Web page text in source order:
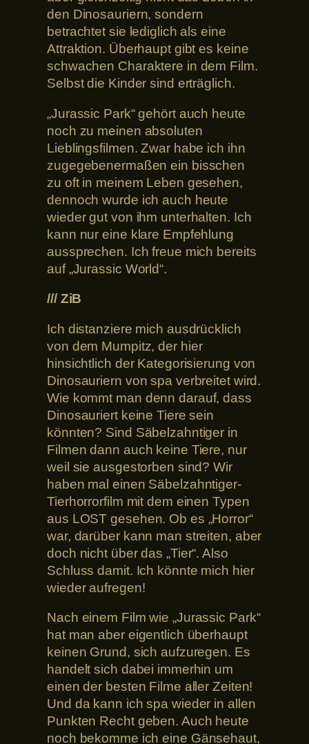
den Dinosauriern, sondern
betrachtet sie lediglich als eine
Attraktion. Überhaupt gibt es keine
schwachen Charaktere in dem Film.
Selbst die Kinder sind erträglich.
„Jurassic Park“ gehört auch heute
noch zu meinen absoluten
Lieblingsfilmen. Zwar habe ich ihn
zugegebenermaßen ein bisschen
zu oft in meinem Leben gesehen,
dennoch wurde ich auch heute
wieder gut von ihm unterhalten. Ich
kann nur eine klare Empfehlung
aussprechen. Ich freue mich bereits
auf „Jurassic World“.
/// ZiB
Ich distanziere mich ausdrücklich
von dem Mumpitz, der hier
hinsichtlich der Kategorisierung von
Dinosauriern von spa verbreitet wird.
Wie kommt man denn darauf, dass
Dinosauriert keine Tiere sein
könnten? Sind Säbelzahntiger in
Filmen dann auch keine Tiere, nur
weil sie ausgestorben sind? Wir
haben mal einen Säbelzahntiger-
Tierhorrorfilm mit dem einen Typen
aus LOST gesehen. Ob es „Horror“
war, darüber kann man streiten, aber
doch nicht über das „Tier“. Also
Schluss damit. Ich könnte mich hier
wieder aufregen!
Nach einem Film wie „Jurassic Park“
hat man aber eigentlich überhaupt
keinen Grund, sich aufzuregen. Es
handelt sich dabei immerhin um
einen der besten Filme aller Zeiten!
Und da kann ich spa wieder in allen
Punkten Recht geben. Auch heute
noch bekomme ich eine Gänsehaut,